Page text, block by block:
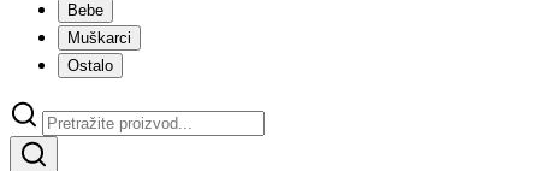
Bebe
Muškarci
Ostalo